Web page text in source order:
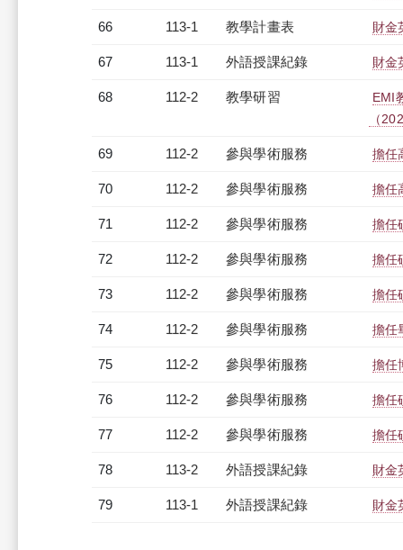
66 113-1 教學計畫表 財金
67 113-1 外語授課紀錄 財金
68 112-2 教學研習
EMI
（
69 112-2 參與學術服務 擔任
70 112-2 參與學術服務 擔任
71 112-2 參與學術服務 擔任
72 112-2 參與學術服務 擔任
73 112-2 參與學術服務 擔任
74 112-2 參與學術服務 擔任
75 112-2 參與學術服務 擔任
76 112-2 參與學術服務 擔任
77 112-2 參與學術服務 擔任
78 113-2 外語授課紀錄 財金
79 113-1 外語授課紀錄 財金